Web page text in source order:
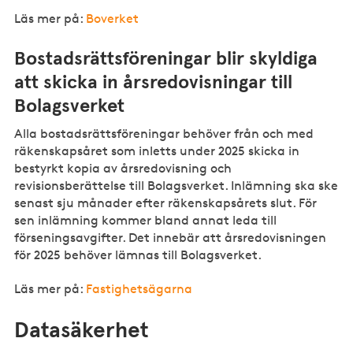
Läs mer på: Boverket
Bostadsrättsföreningar blir skyldiga
att skicka in årsredovisningar till
Bolagsverket
Alla bostadsrättsföreningar behöver från och med
räkenskapsåret som inletts under 2025 skicka in
bestyrkt kopia av årsredovisning och
revisionsberättelse till Bolagsverket. Inlämning ska ske
senast sju månader efter räkenskapsårets slut. För
sen inlämning kommer bland annat leda till
förseningsavgifter. Det innebär att årsredovisningen
för 2025 behöver lämnas till Bolagsverket.
Läs mer på: Fastighetsägarna
Datasäkerhet